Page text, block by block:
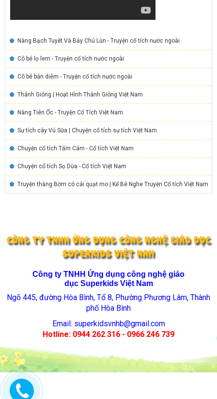
Nàng Bạch Tuyết Và Bảy Chú Lùn - Truyện cổ tích nước ngoài
Cô bé lọ lem - Truyện cổ tích nước ngoài
Cô bé bán diêm - Truyện cổ tích nước ngoài
Thánh Gióng | Hoạt Hình Thánh Gióng Việt Nam
Nàng Tiên Ốc - Truyện Cổ Tích Việt Nam
Sự tích cây Vú Sữa | Chuyện cổ tích sự tích Việt Nam
Chuyện cổ tích Tấm Cám - Cổ tích Việt Nam
Chuyện cổ tích Sọ Dừa - Cổ tích Việt Nam
Truyện thằng Bờm có cái quạt mo | Kể Bé Nghe Truyện Cổ tích Việt Nam
CÔNG TY TNHH ỨNG DỤNG CÔNG NGHỆ GIÁO DỤC
SUPERKIDS VIỆT NAM
Công ty TNHH Ứng dụng công nghệ giáo
dục Superkids Việt Nam
Ngõ 445, đường Hòa Bình, Tổ 8, Phường Phương Lâm, Thành
phố Hòa Bình
Email: superkidsvnhb@gmail.com
Hotline: 0944 262 316 - 0966 246 739